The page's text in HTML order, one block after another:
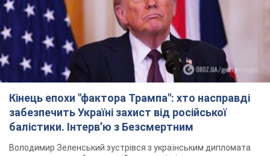
балістики. Інтерв’ю з Безсмертним
Володимир Зеленський зустрівся з українським дипломата
та окреслив нове бачення війни та ролі міжнародних
партнерів у боротьбі з Росією
20 минут назад
У Києві внаслідок російської атаки
постраждали четверо людей. Фото
Ворог продовжує регулярний ракетний терор столиці
18 минут назад 6,7 т.